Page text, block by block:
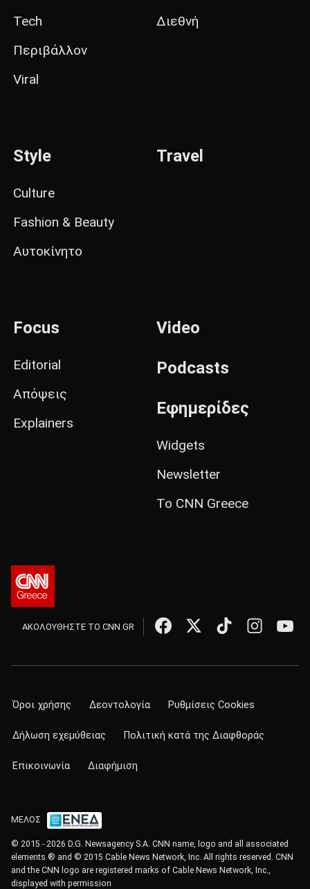
Tech
Περιβάλλον
Viral
Διεθνή
Style
Culture
Fashion & Beauty
Αυτοκίνητο
Travel
Focus
Editorial
Απόψεις
Explainers
Video
Podcasts
Εφημερίδες
Widgets
Newsletter
Το CNN Greece
ΑΚΟΛΟΥΘΗΣΤΕ ΤΟ CNN.GR
Όροι χρήσης Δεοντολογία Ρυθμίσεις Cookies
Δήλωση εχεμύθειας Πολιτική κατά της Διαφθοράς
Επικοινωνία Διαφήμιση
ΜΕΛΟΣ
© 2015 - 2026 D.G. Newsagency S.A. CNN name, logo and all associated
elements ® and © 2015 Cable News Network, Inc. All rights reserved. CNN
and the CNN logo are registered marks of Cable News Network, Inc.,
displayed with permission